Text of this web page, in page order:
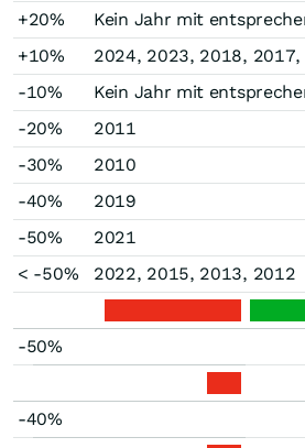
+20%
Kein Jahr mit
+10%
2024, 2023, 2018,
-10%
Kein Jahr mit
-20%
2011
-30%
2010
-40%
2019
-50%
2021
< -50%
2022, 2015, 2013, 2012
-50%
-40%